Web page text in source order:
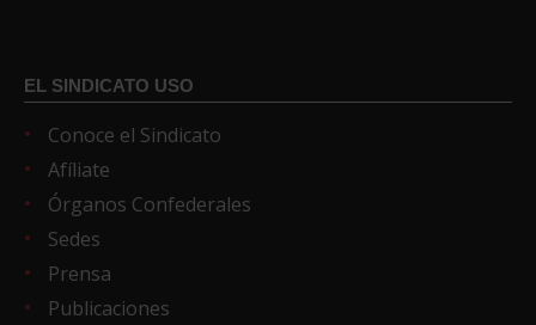
EL SINDICATO USO
Conoce el Sindicato
Afíliate
Órganos Confederales
Sedes
Prensa
Publicaciones